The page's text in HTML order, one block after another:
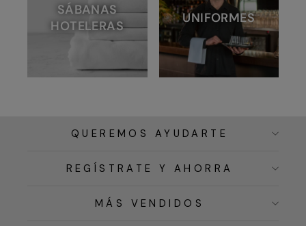
SÁBANAS
HOTELERAS
UNIFORMES
QUEREMOS AYUDARTE
REGÍSTRATE Y AHORRA
MÁS VENDIDOS